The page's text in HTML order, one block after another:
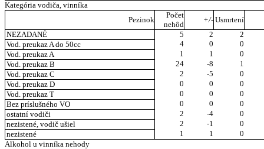
Kategória vodiča, vinníka
Pezinok
Počet
nehôd
+/- Usmrtení
NEZADANÉ
5 2
2
Vod. preukaz A do 50cc
4 0
0
Vod. preukaz A
1 1
0
Vod. preukaz B
24 -8
1
Vod. preukaz C
2 -5
0
Vod. preukaz D
0 0
0
Vod. preukaz T
0 0
0
Bez príslušného VO
0 0
0
ostatní vodiči
2 -4
0
nezistené, vodič ušiel
2 -1
0
nezistené
1 1
0
Alkohol u vinníka nehody